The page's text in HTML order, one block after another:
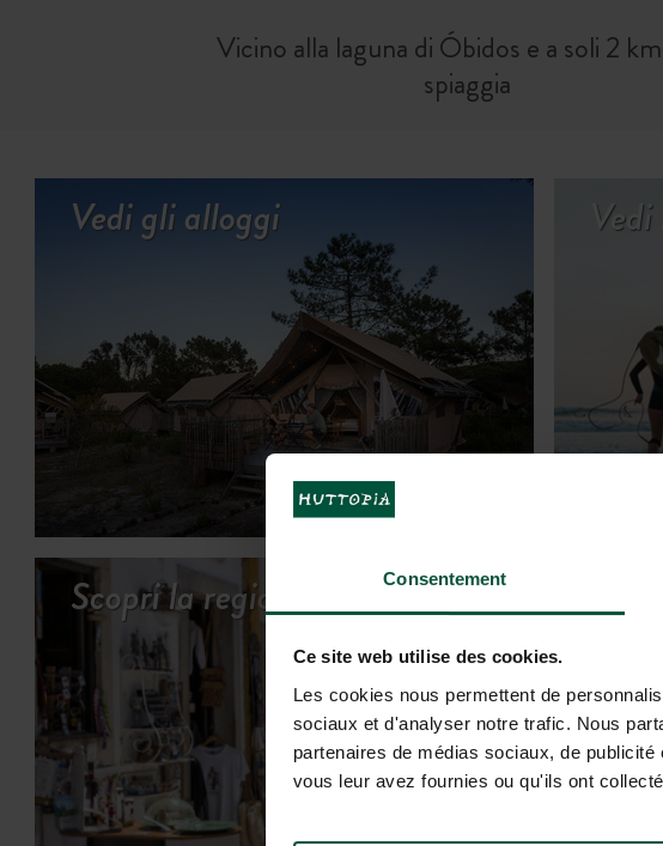
Consentement
Ce site web utilise des cookies.
Les cookies nous permettent de
sociaux et d'analyser notre trafic. Nous
partenaires de médias sociaux, de
vous leur avez fournies ou qu'ils ont
Vicino alla laguna di Óbidos e a soli 2
spiaggia
Vedi gli alloggi
Scopri la regione